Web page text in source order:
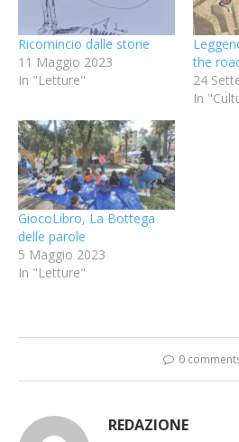
Ricomincio dalle storie
11 Maggio 2023
In "Letture"
the
24
In
GiocoLibro, La Bottega
delle parole
5 Maggio 2023
In "Letture"
0
REDAZIONE